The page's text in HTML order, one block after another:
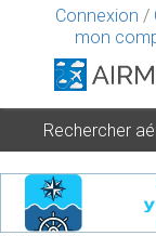
Connexion /
mon
Rechercher